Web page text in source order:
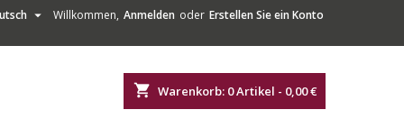
Willkommen, Anmelden oder Erstellen Sie ein Konto

shopping_cart Warenkorb: 0Artikel - 0,00 €